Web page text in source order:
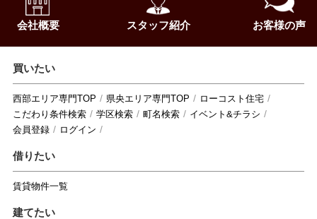
会社概要 スタッフ紹介 お客様の声
買いたい
西部エリア専門TOP 県央エリア専門TOP
ローコスト住宅
こだわり条件検索
学区検索 町名検索
イベント&チラシ
会員登録
ログイン
借りたい
賃貸物件一覧
建てたい